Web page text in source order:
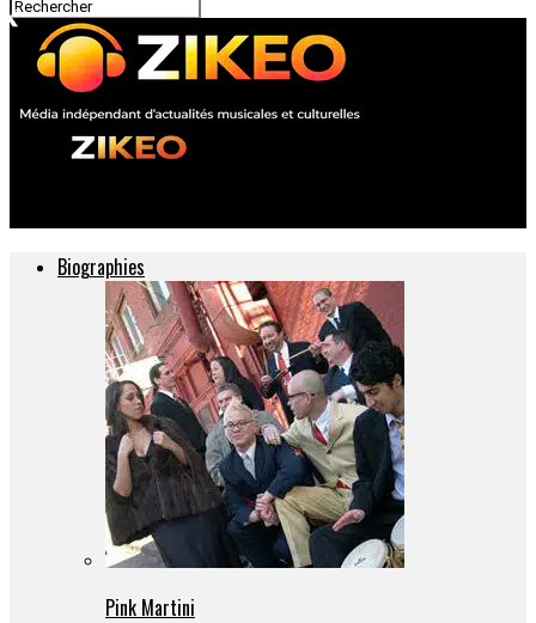
Biographies
Pink Martini